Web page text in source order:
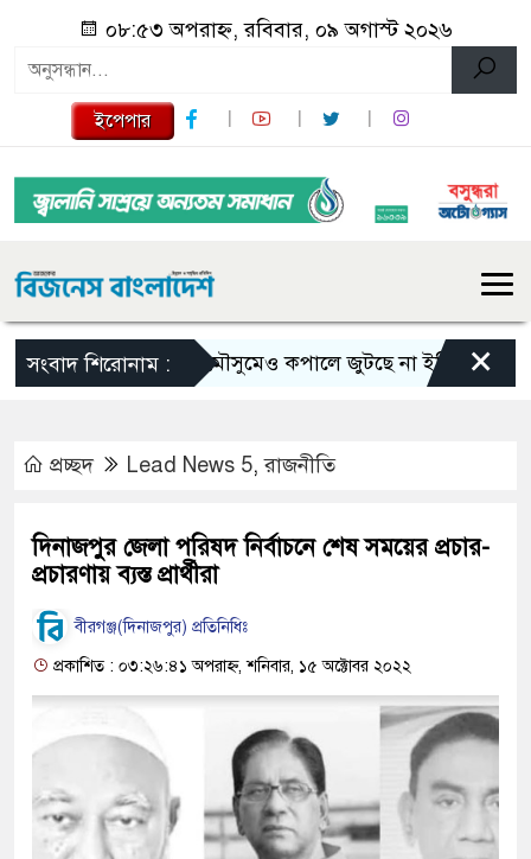
০৮:৫৩ অপরাহ্ন, রবিবার, ০৯ অগাস্ট ২০২৬
ইপেপার
সংবাদ শিরোনাম :ভরা মৌসুমেও কপালে জুটছে না ইলিশ, দাম বেশ চড়া
×
প্রচ্ছদ Lead News 5,রাজনীতি
দিনাজপুর জেলা পরিষদ নির্বাচনে শেষ সময়ের প্রচার-
প্রচারণায় ব্যস্ত প্রার্থীরা
বীরগঞ্জ(দিনাজপুর) প্রতিনিধিঃ
প্রকাশিত : ০৩:২৬:৪১ অপরাহ্ন, শনিবার, ১৫ অক্টোবর ২০২২